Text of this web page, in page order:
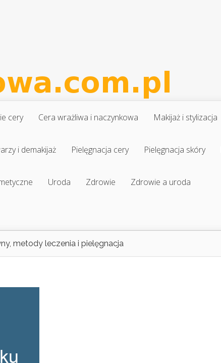
cery Cera wrażliwa i naczynkowa Makijaż i stylizacja
i demakijaż Pielęgnacja cery Pielęgnacja skóry
Uroda Zdrowie Zdrowie a uroda
metody leczenia i pielęgnacja